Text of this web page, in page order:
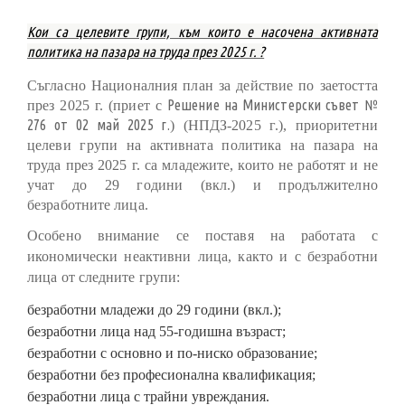
Кои са целевите групи, към които е насочена активната
политика на пазара на труда през 2025 г. ?
Съгласно Националния план за действие по заетостта
през 2025 г. (приет с Решение на Министерски съвет №
276 от 02 май 2025 г.) (НПДЗ-2025 г.), приоритетни
целеви групи на активната политика на пазара на
труда през 2025 г. са младежите, които не работят и не
учат до 29 години (вкл.) и продължително
безработните лица.
Особено внимание се поставяна работата с
икономически неактивни лица, както и с безработни
лица от следните групи:
безработни младежи до 29 години (вкл.);
безработни лица над 55-годишна възраст;
безработни с основно и по-ниско образование;
безработни без професионална квалификация;
безработни лица с трайни увреждания.